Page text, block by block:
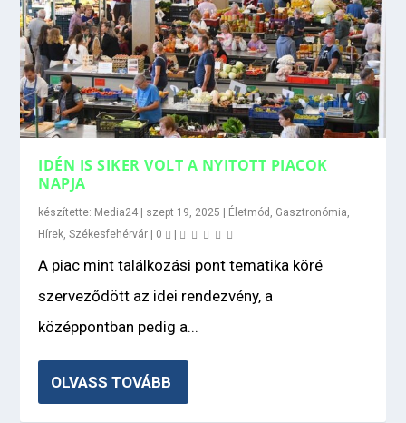
IDÉN IS SIKER VOLT A NYITOTT PIACOK
NAPJA
készítette: Media24 | szept 19, 2025 | Életmód Gasztronómia
Hírek ,Székesfehérvár | 0 |
A piac mint találkozási pont tematika köré
szerveződött az idei rendezvény, a
középpontban pedig a...
OLVASS TOVÁBB